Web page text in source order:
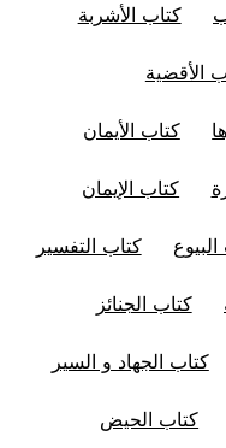
كتاب الأشربة
الأقضية
كتاب الأيمان
كتاب الإيمان
كتاب التفسير
كتاب الجنائز
كتاب الجهاد و السير
كتاب الحيض